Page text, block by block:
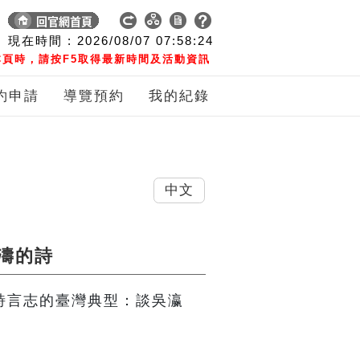
現在時間 : 2026/08/07 07:58:25
時，請按F5取得最新時間及活動資訊
申請 導覽預約 我的紀錄
的詩
志的臺灣典型：談吳瀛